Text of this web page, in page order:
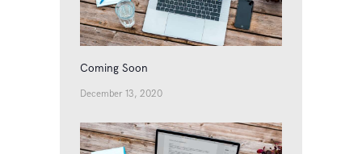
Coming Soon
December 13, 2020